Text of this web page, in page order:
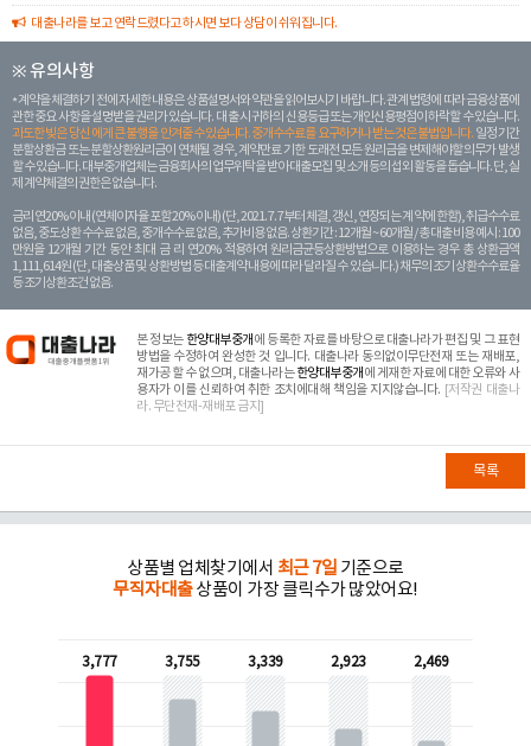
대출나라를 보고 연락드렸다고 하시면 보다 상담이 쉬워집니다.
※ 유의사항
계약을 체결하기 전에 자세한 내용은 상품설명서와 약관을 읽어보시기 바랍니다. 관계 법령에 따라 금융상품에
관한 중요 사항을 설명받을 권리가 있습니다. 대 출 시 귀하의 신용등급 또는 개인신용평점이 하락할 수 있습니다.
과도한 빚은 당신 에게 큰 불행을 안겨줄 수 있습니다. 중개수수료를 요구하거나 받는 것은 불법입니다. 일정 기간
분할상환금 또는 분할상환원리금이 연체될 경우, 계약만료 기한 도래전 모든 원리금을 변제해야할 의무가 발생
할 수 있습니다. 대부중개업체는 금융회사의 업무위탁을 받아 대출모집 및 소개 등의 섭외 활동을 돕습니다. 단, 실
제 계약체결의 권한은 없습니다.
금리 연20% 이내 (연체이자율 포함 20% 이내) (단, 2021. 7. 7부터 체결, 갱신, 연장되는 계 약에 한함), 취급수수료
없음, 중도상환 수수료 없음, 중개수수료 없음, 추가비용 없음. 상환기간 : 12개월 ~ 60개월 / 총 대출 비용 예시 : 100
만원을 12개월 기간 동안 최대 금 리 연20% 적용하여 원리금균등상환방법으로 이용하는 경우 총 상환금액
1,111,614원 (단, 대출상품 및 상환방법 등 대출계약 내용에 따라 달라질 수 있습니다.) 채무의 조기 상환수수료율
등 조기상환조건 없음.
본 정보는 한양대부중개 에 등록한 자료를 바탕으로 대출나라가 편집 및 그 표현
방법을 수정하여 완성한 것 입니다. 대출나라 동의없이무단전재 또는 재배포,
재가공 할 수 없으며, 대출나라는한양대부중개 에 게재한 자료에 대한 오류와 사
용자가 이를 신뢰하여 취한 조치에대해 책임을 지지않습니다. [저작권 대출나
라. 무단전재-재배포 금지]
목록
상품별 업체찾기에서 최근 7일 기준으로
무직자대출상품이 가장 클릭수가 많았어요!
3,777 3,755 3,339 2,923 2,469